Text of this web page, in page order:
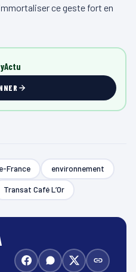
ce geste fort en
France environnement
Transat Café L’Or